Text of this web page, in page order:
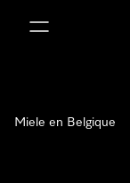
Miele en Belgique